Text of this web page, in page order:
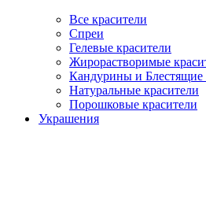
Все красители
Спреи
Гелевые красители
Жирорастворимые
Кандурины и Блестящие
Натуральные красители
Порошковые красители
Украшения